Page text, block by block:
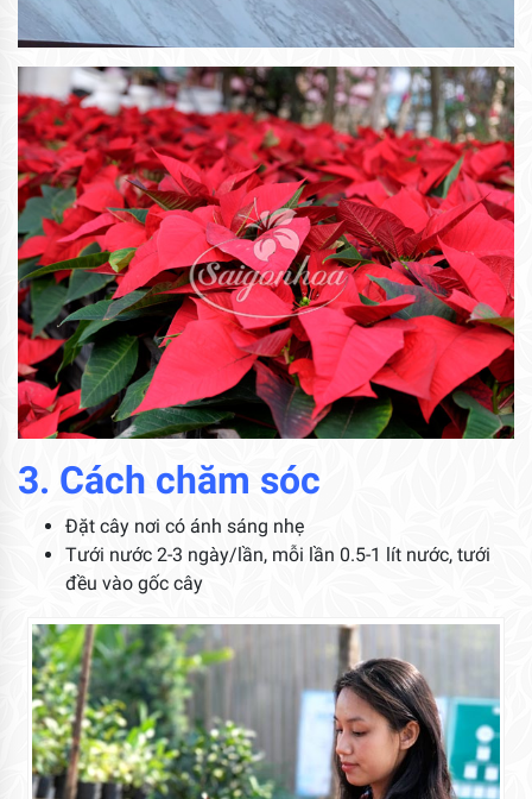
3. Cách chăm sóc
Đặt cây nơi có ánh sáng nhẹ
Tưới nước 2-3 ngày/lần, mỗi lần 0.5-1 lít nước, tưới
đều vào gốc cây